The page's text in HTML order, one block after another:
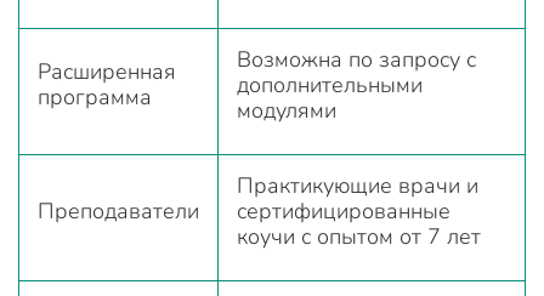
Расширенная
программа
Возможна по запросу с
дополнительными
модулями
Преподаватели
Практикующие врачи и
сертифицированные
коучи с опытом от 7 лет